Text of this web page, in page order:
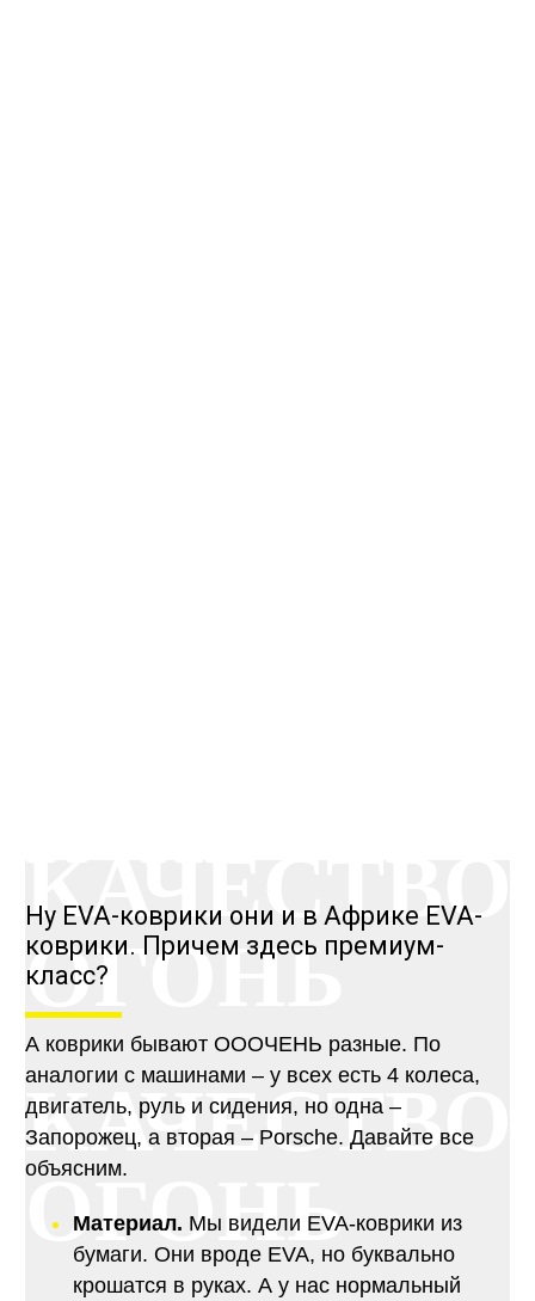
КАЧЕСТВО
ОГОНЬ
КАЧЕСТВО
ОГОНЬ
Ну EVA-коврики они и в Африке EVA-
коврики. Причем здесь премиум-
класс?
А коврики бывают ОООЧЕНЬ разные. По
аналогии с машинами – у всех есть 4 колеса,
двигатель, руль и сидения, но одна –
Запорожец, а вторая – Porsche. Давайте все
объясним.
Материал. Мы видели EVA-коврики из
бумаги. Они вроде EVA, но буквально
крошатся в руках. А у нас нормальный